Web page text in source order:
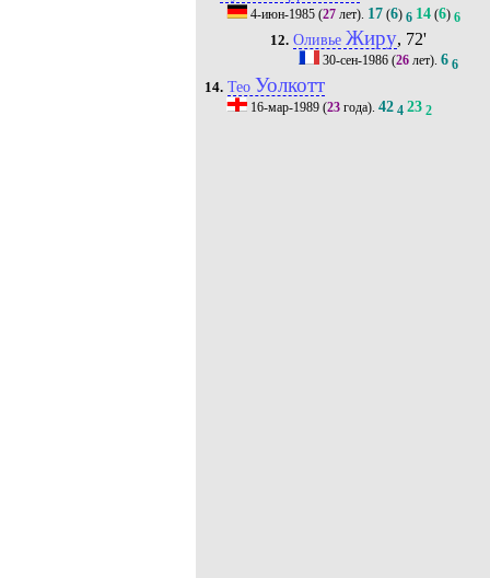
4-июн-1985(27лет). 17(6) 6 14(6) 6
12. Оливье Жиру, 72'
30-сен-1986 (26 лет).6 6
14. Тео Уолкотт
16-мар-1989(23года). 42 4 23 2